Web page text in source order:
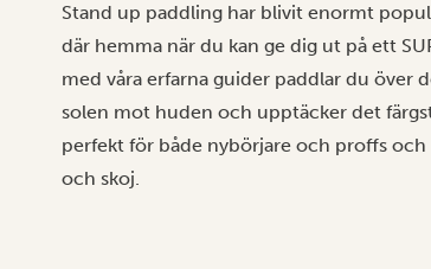
Stand up paddling har blivit enormt
där hemma när du kan ge dig ut på ett
med våra erfarna guider paddlar du över
solen mot huden och upptäcker det
perfekt för både nybörjare och proffs
och skoj.